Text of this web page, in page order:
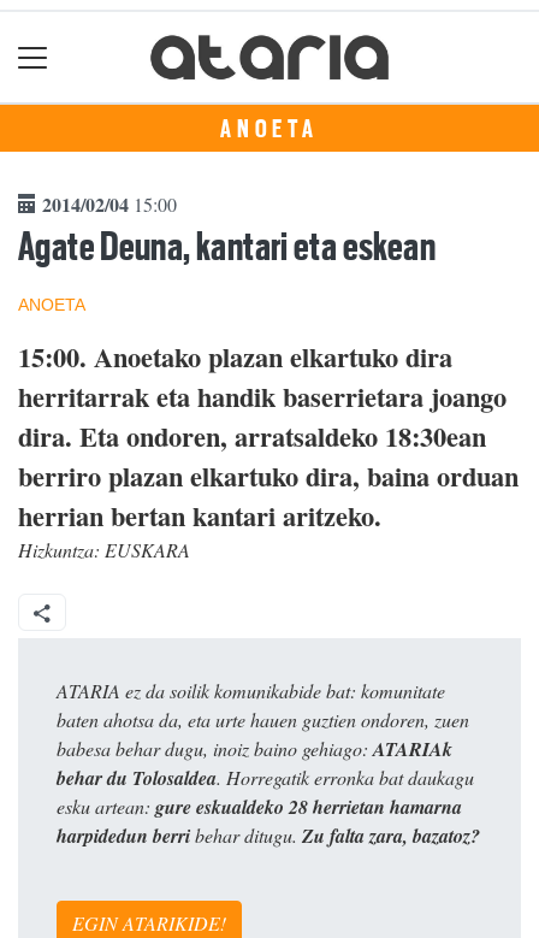
ANOETA
2014/02/04 15:00
Agate Deuna, kantari eta eskean
ANOETA
15:00. Anoetako plazan elkartuko dira
herritarrak eta handik baserrietara joango
dira. Eta ondoren, arratsaldeko 18:30ean
berriro plazan elkartuko dira, baina orduan
herrian bertan kantari aritzeko.
Hizkuntza: EUSKARA
ATARIA ez da soilik komunikabide bat: komunitate
baten ahotsa da, eta urte hauen guztien ondoren, zuen
babesa behar dugu, inoiz baino gehiago:ATARIAk
behar du Tolosaldea. Horregatik erronka bat daukagu
esku artean: gure eskualdeko 28 herrietan hamarna
harpidedun berribehar ditugu. Zu falta zara, bazatoz?
EGIN ATARIKIDE!